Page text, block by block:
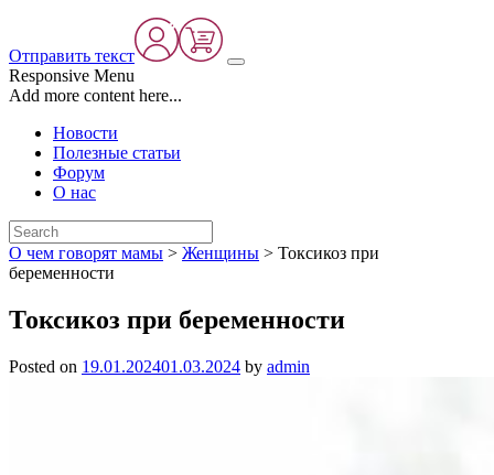
Отправить текст
Responsive Menu
Add more content here...
Новости
Полезные статьи
Форум
О нас
О чем говорят мамы > Женщины > Токсикоз при
беременности
Токсикоз при беременности
Posted on 19.01.202401.03.2024 by admin